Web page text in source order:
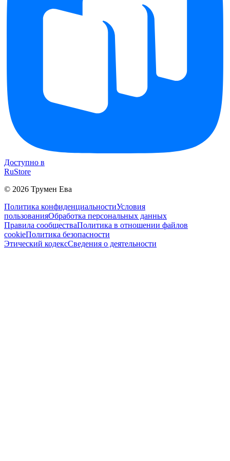
Доступно в
RuStore
© 2026 Трумен Ева
Политика конфиденциальностиУсловия
пользованияОбработка персональных данных
Правила сообществаПолитика в отношении файлов
cookieПолитика безопасности
Этический кодексСведения о деятельности